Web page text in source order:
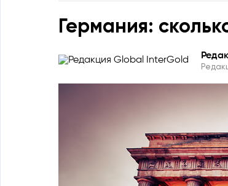
Германия: